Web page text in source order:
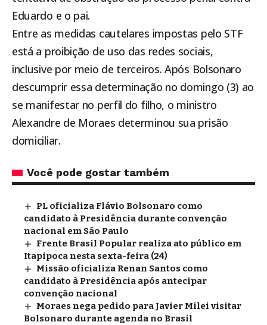
Eduardo e o pai.
Entre as medidas cautelares impostas pelo STF
está a proibição de uso das redes sociais,
inclusive por meio de terceiros. Após Bolsonaro
descumprir essa determinação no domingo (3) ao
se manifestar no perfil do filho, o ministro
Alexandre de Moraes determinou sua prisão
domiciliar.
Você pode gostar também
PL oficializa Flávio Bolsonaro como
candidato à Presidência durante convenção
nacional em São Paulo
Frente Brasil Popular realiza ato público em
Itapipoca nesta sexta-feira (24)
Missão oficializa Renan Santos como
candidato à Presidência após antecipar
convenção nacional
Moraes nega pedido para Javier Milei visitar
Bolsonaro durante agenda no Brasil